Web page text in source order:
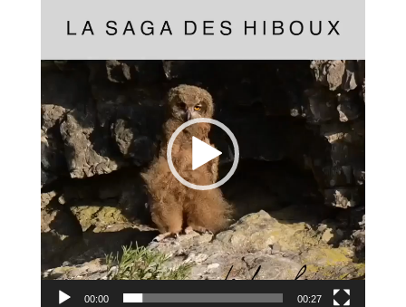
00:00 00:27